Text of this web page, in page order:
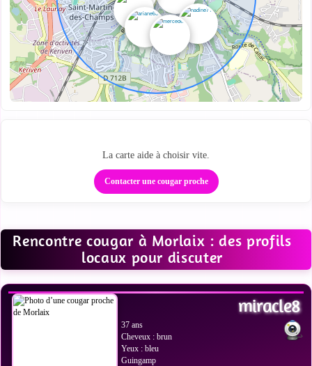
La carte aide à choisir vite.
Contacter une cougar proche
Rencontre cougar à Morlaix : des profils
locaux pour discuter
VOIR LES PHOTOS
miracle8
37 ans
Cheveux : brun
Yeux : bleu
Guingamp